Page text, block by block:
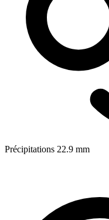
Précipitations 22.9 mm